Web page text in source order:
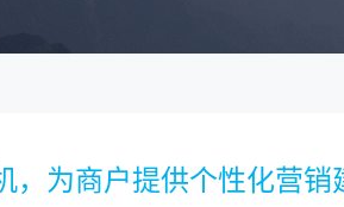
，为商户提供个性化营销